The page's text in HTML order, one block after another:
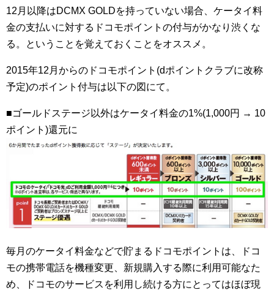
12月以降はDCMX GOLDを持っていない場合、ケータイ料
金の支払いに対するドコモポイントの付与がかなり渋くな
る。ということを覚えておくことをオススメ。
2015年12月からのドコモポイント(dポイントクラブに改称
予定)のポイント付与は以下の図にて。
■ゴールドステージ以外はケータイ料金の1%(1,000円 → 10
ポイント)還元に
毎月のケータイ料金などで貯まるドコモポイントは、ドコ
モの携帯電話を機種変更、新規購入する際に利用可能なた
め、ドコモのサービスを利用し続ける方にとってはほぼ現